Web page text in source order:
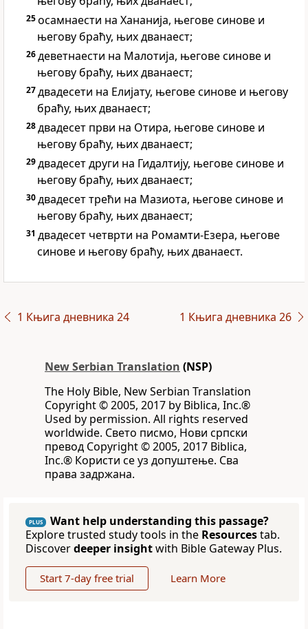
25осамнаести на Хананија, његове синове и
његову браћу, њих дванаест;
26деветнаести на Малотија, његове синове и
његову браћу, њих дванаест;
27двадесети на Елијату, његове синове и његову
браћу, њих дванаест;
28двадесет први на Отира, његове синове и
његову браћу, њих дванаест;
29двадесет други на Гидалтију, његове синове и
његову браћу, њих дванаест;
30двадесет трећи на Мазиота, његове синове и
његову браћу, њих дванаест;
31 двадесет четврти на Ромамти-Езера, његове
синове и његову браћу, њих дванаест.
1 Књига дневника 24 1 Књига дневника 26
New Serbian Translation (NSP)
The Holy Bible, New Serbian Translation
Copyright © 2005, 2017 by Biblica, Inc.®
Used by permission. All rights reserved
worldwide. Свето писмо, Нови српски
превод Copyright © 2005, 2017 Biblica,
Inc.® Користи се уз допуштење. Сва
права задржана.
PLUS
Want help understanding this passage?
Explore trusted study tools in the Resourcestab.
Discoverdeeper insightwith Bible Gateway Plus.
Start 7-day free trial Learn More